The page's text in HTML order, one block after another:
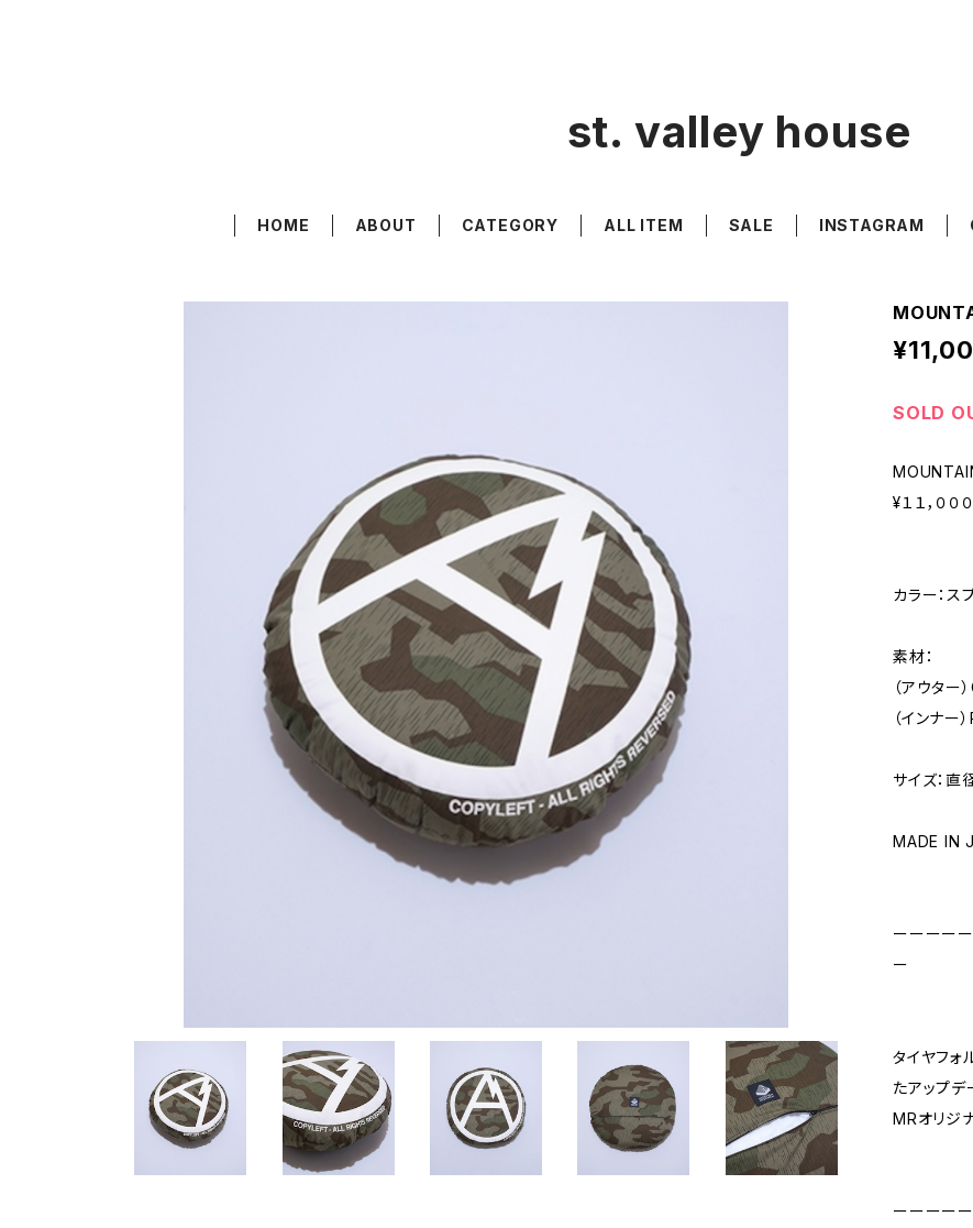
st. valley house
HOME ABOUT CATEGORY ALL ITEM SALE INSTAGRAM
SOLD
¥１１，００
カラー：ス
素材：
（アウタ
（インナ
サイズ：
MADE IN
ーーーー
ー
タイヤフォ
たアップデ
MRオリジ
ーーーー